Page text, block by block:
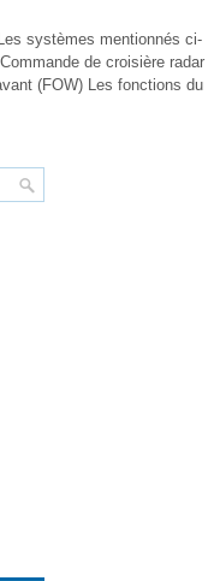
systèmes mentionnés ci-
de croisière radar
(FOW) Les fonctions du